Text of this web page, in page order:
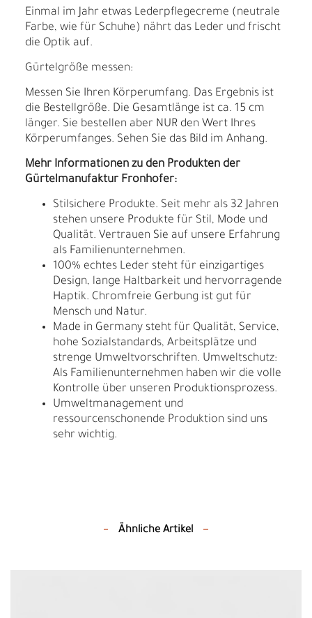
Einmal im Jahr etwas Lederpflegecreme (neutrale
Farbe, wie für Schuhe) nährt das Leder und frischt
die Optik auf.
Gürtelgröße messen:
Messen Sie Ihren Körperumfang. Das Ergebnis ist
die Bestellgröße. Die Gesamtlänge ist ca. 15 cm
länger. Sie bestellen aber NUR den Wert Ihres
Körperumfanges. Sehen Sie das Bild im Anhang.
Mehr Informationen zu den Produkten der
Gürtelmanufaktur Fronhofer:
Stilsichere Produkte. Seit mehr als 32 Jahren
stehen unsere Produkte für Stil, Mode und
Qualität. Vertrauen Sie auf unsere Erfahrung
als Familienunternehmen.
100% echtes Leder steht für einzigartiges
Design, lange Haltbarkeit und hervorragende
Haptik. Chromfreie Gerbung ist gut für
Mensch und Natur.
Made in Germany steht für Qualität, Service,
hohe Sozialstandards, Arbeitsplätze und
strenge Umweltvorschriften. Umweltschutz:
Als Familienunternehmen haben wir die volle
Kontrolle über unseren Produktionsprozess.
Umweltmanagement und
ressourcenschonende Produktion sind uns
sehr wichtig.
Ähnliche Artikel